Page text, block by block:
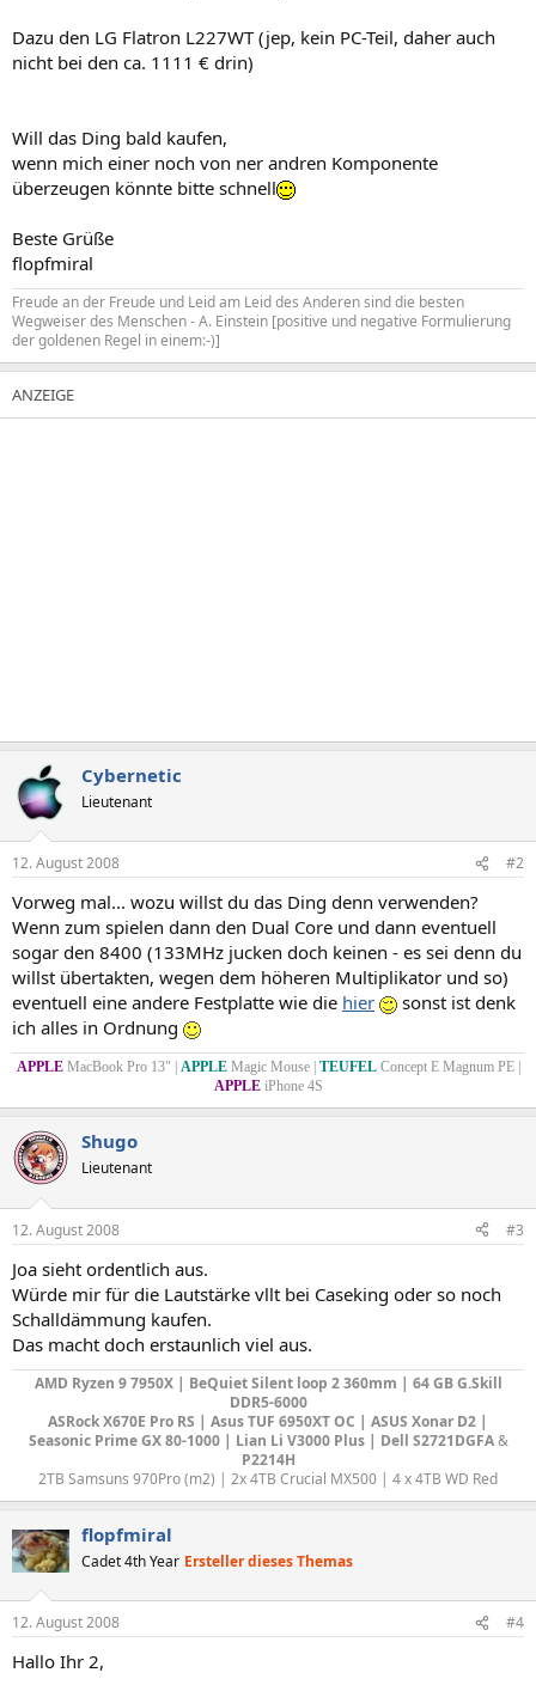
Dazu den LG Flatron L227WT (jep, kein PC-Teil, daher auch
nicht bei den ca. 1111 € drin)
Will das Ding bald kaufen,
wenn mich einer noch von ner andren Komponente
überzeugen könnte bitte schnell
Beste Grüße
flopfmiral
Freude an der Freude und Leid am Leid des Anderen sind die besten
Wegweiser des Menschen - A. Einstein [positive und negative Formulierung
der goldenen Regel in einem:-)]
Cybernetic
Lieutenant
12. August 2008 #2
Vorweg mal... wozu willst du das Ding denn verwenden?
Wenn zum spielen dann den Dual Core und dann eventuell
sogar den 8400 (133MHz jucken doch keinen - es sei denn du
willst übertakten, wegen dem höheren Multiplikator und so)
eventuell eine andere Festplatte wie die hier
sonst ist denk
ich alles in Ordnung
APPLEMacBook Pro 13" | APPLEMagic Mouse | TEUFELConcept E Magnum PE |
APPLEiPhone 4S
Shugo
Lieutenant
12. August 2008 #3
Joa sieht ordentlich aus.
Würde mir für die Lautstärke vllt bei Caseking oder so noch
Schalldämmung kaufen.
Das macht doch erstaunlich viel aus.
AMD Ryzen 9 7950X | BeQuiet Silent loop 2 360mm | 64 GB G.Skill
DDR5-6000
ASRock X670E Pro RS | Asus TUF 6950XT OC | ASUS Xonar D2 |
Seasonic Prime GX 80-1000 | Lian Li V3000 Plus | Dell S2721DGFA&
P2214H
2TB Samsuns 970Pro (m2) | 2x 4TB Crucial MX500 | 4 x 4TB WD Red​
flopfmiral
Cadet 4th Year Ersteller dieses Themas
12. August 2008 #4
Hallo Ihr 2,